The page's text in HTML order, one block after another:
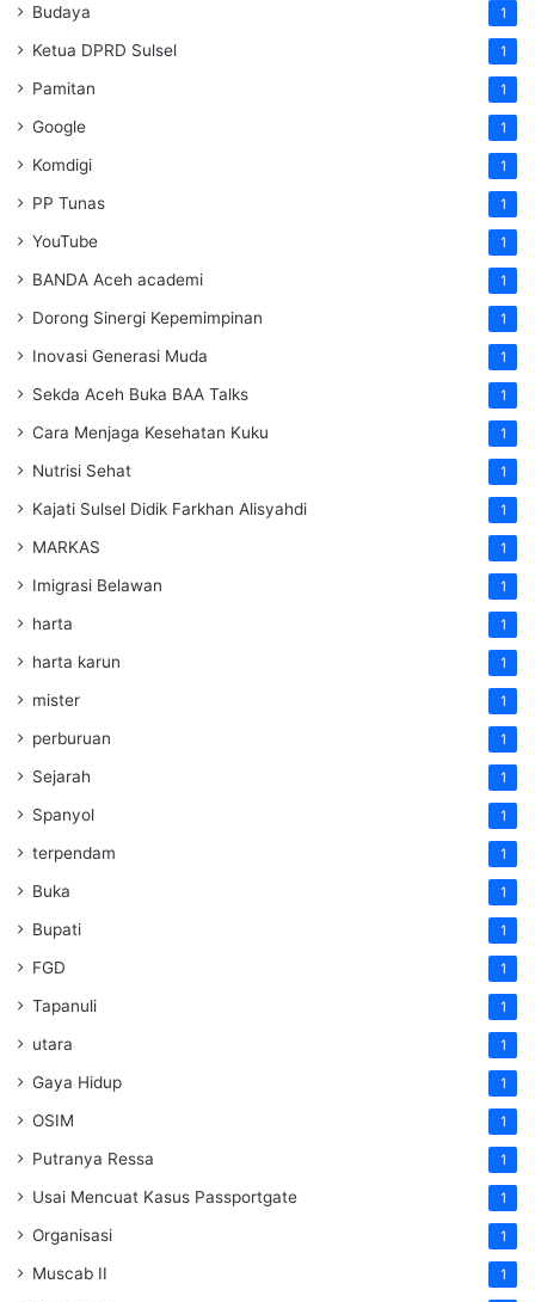
Budaya 1
Ketua DPRD Sulsel 1
Pamitan 1
Google 1
Komdigi 1
PP Tunas 1
YouTube 1
BANDA Aceh academi 1
Dorong Sinergi Kepemimpinan 1
Inovasi Generasi Muda 1
Sekda Aceh Buka BAA Talks 1
Cara Menjaga Kesehatan Kuku 1
Nutrisi Sehat 1
Kajati Sulsel Didik Farkhan Alisyahdi 1
MARKAS 1
Imigrasi Belawan 1
harta 1
harta karun 1
mister 1
perburuan 1
Sejarah 1
Spanyol 1
terpendam 1
Buka 1
Bupati 1
FGD 1
Tapanuli 1
utara 1
Gaya Hidup 1
OSIM 1
Putranya Ressa 1
Usai Mencuat Kasus Passportgate 1
Organisasi 1
Muscab II 1